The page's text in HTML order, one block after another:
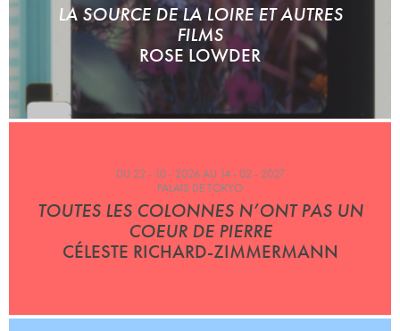
LA SOURCE DE LA LOIRE ET AUTRES
FILMS
ROSE LOWDER
DU 22 - 10 - 2026 AU 14 - 02 - 2027
PALAIS DE TOKYO
TOUTES LES COLONNES N’ONT PAS UN
COEUR DE PIERRE
CÉLESTE RICHARD-ZIMMERMANN